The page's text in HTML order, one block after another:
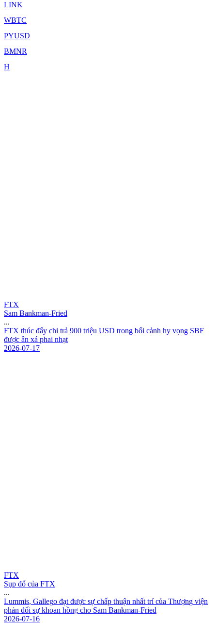
LINK
WBTC
PYUSD
BMNR
H
FTX
Sam Bankman-Fried
...
FTX thúc đẩy chi trả 900 triệu USD trong bối cảnh hy vọng SBF
được ân xá phai nhạt
2026-07-17
FTX
Sụp đổ của FTX
...
Lummis, Gallego đạt được sự chấp thuận nhất trí của Thượng viện
phản đối sự khoan hồng cho Sam Bankman-Fried
2026-07-16